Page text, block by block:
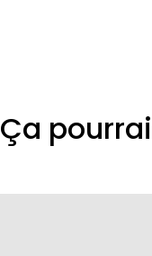
Ça